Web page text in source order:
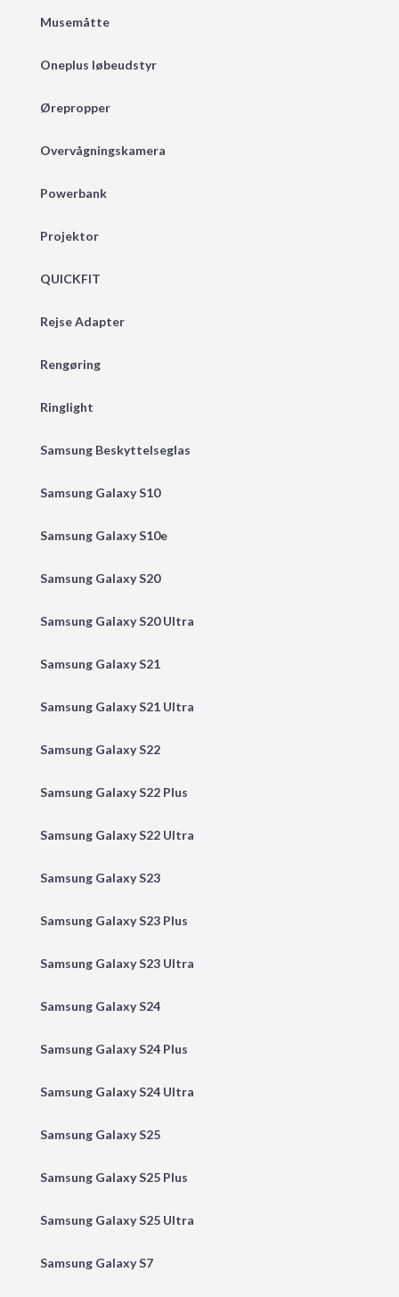
Musemåtte
Oneplus løbeudstyr
Ørepropper
Overvågningskamera
Powerbank
Projektor
QUICKFIT
Rejse Adapter
Rengøring
Ringlight
Samsung Beskyttelseglas
Samsung Galaxy S10
Samsung Galaxy S10e
Samsung Galaxy S20
Samsung Galaxy S20 Ultra
Samsung Galaxy S21
Samsung Galaxy S21 Ultra
Samsung Galaxy S22
Samsung Galaxy S22 Plus
Samsung Galaxy S22 Ultra
Samsung Galaxy S23
Samsung Galaxy S23 Plus
Samsung Galaxy S23 Ultra
Samsung Galaxy S24
Samsung Galaxy S24 Plus
Samsung Galaxy S24 Ultra
Samsung Galaxy S25
Samsung Galaxy S25 Plus
Samsung Galaxy S25 Ultra
Samsung Galaxy S7